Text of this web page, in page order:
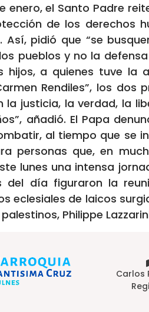
enero, el Santo Padre
de los derechos
Así, pidió que “se
pueblos y no la
hijos, a quienes tuve la
Rendiles”, los dos
la justicia, la verdad, la
añadió. El Papa
al tiempo que se
personas que, en
lunes una intensa
del día figuraron la
eclesiales de laicos
Philippe
Carlos